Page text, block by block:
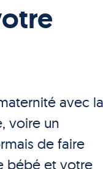
avec la
voire un
de faire
bébé et votre